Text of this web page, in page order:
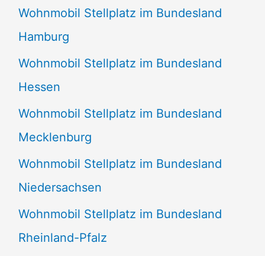
Wohnmobil Stellplatz im Bundesland
Hamburg
Wohnmobil Stellplatz im Bundesland
Hessen
Wohnmobil Stellplatz im Bundesland
Mecklenburg
Wohnmobil Stellplatz im Bundesland
Niedersachsen
Wohnmobil Stellplatz im Bundesland
Rheinland-Pfalz